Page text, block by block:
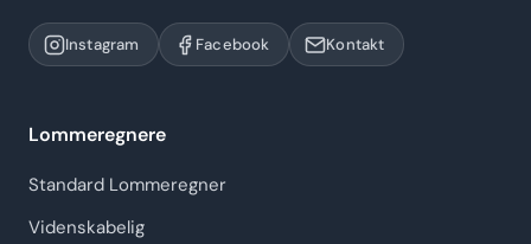
Instagram Facebook Kontakt
Lommeregnere
Standard Lommeregner
Videnskabelig